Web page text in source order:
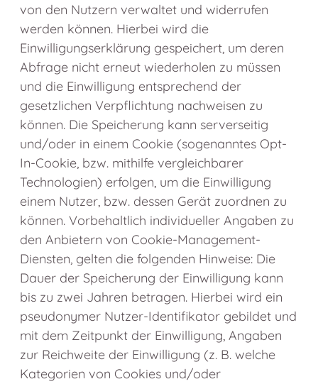
von den Nutzern verwaltet und widerrufen
werden können. Hierbei wird die
Einwilligungserklärung gespeichert, um deren
Abfrage nicht erneut wiederholen zu müssen
und die Einwilligung entsprechend der
gesetzlichen Verpflichtung nachweisen zu
können. Die Speicherung kann serverseitig
und/oder in einem Cookie (sogenanntes Opt-
In-Cookie, bzw. mithilfe vergleichbarer
Technologien) erfolgen, um die Einwilligung
einem Nutzer, bzw. dessen Gerät zuordnen zu
können. Vorbehaltlich individueller Angaben zu
den Anbietern von Cookie-Management-
Diensten, gelten die folgenden Hinweise: Die
Dauer der Speicherung der Einwilligung kann
bis zu zwei Jahren betragen. Hierbei wird ein
pseudonymer Nutzer-Identifikator gebildet und
mit dem Zeitpunkt der Einwilligung, Angaben
zur Reichweite der Einwilligung (z. B. welche
Kategorien von Cookies und/oder